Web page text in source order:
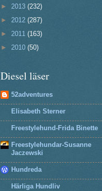
► 2013 (232)
► 2012 (287)
► 2011 (163)
► 2010 (50)
Diesel läser
52adventures
Elisabeth Sterner
Freestylehund-Frida Binette
Freestylehundar-Susanne
Jaczewski
Hundreda
Härliga Hundliv